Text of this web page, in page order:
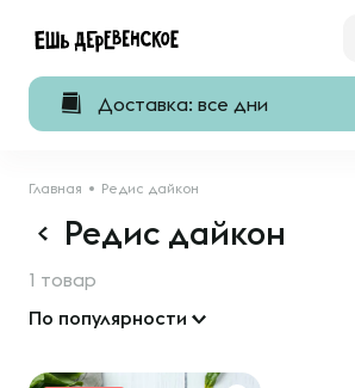
Доставка: все дни
Главная Редис дайкон
Редис дайкон
1 товар
По популярности